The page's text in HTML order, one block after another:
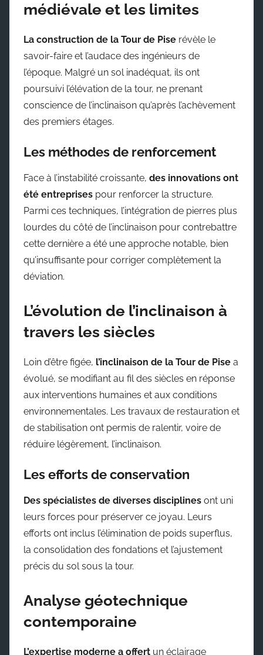
médiévale et les limites
La construction de la Tour de Pise révèle le
savoir-faire et l’audace des ingénieurs de
l’époque. Malgré un sol inadéquat, ils ont
poursuivi l’élévation de la tour, ne prenant
conscience de l’inclinaison qu’après l’achèvement
des premiers étages.
Les méthodes de renforcement
Face à l’instabilité croissante, des innovations ont
été entreprises pour renforcer la structure.
Parmi ces techniques, l’intégration de pierres plus
lourdes du côté de l’inclinaison pour contrebattre
cette dernière a été une approche notable, bien
qu’insuffisante pour corriger complètement la
déviation.
L’évolution de l’inclinaison à
travers les siècles
Loin d’être figée, l’inclinaison de la Tour de Pise a
évolué, se modifiant au fil des siècles en réponse
aux interventions humaines et aux conditions
environnementales. Les travaux de restauration et
de stabilisation ont permis de ralentir, voire de
réduire légèrement, l’inclinaison.
Les efforts de conservation
Des spécialistes de diverses disciplines ont uni
leurs forces pour préserver ce joyau. Leurs
efforts ont inclus l’élimination de poids superflus,
la consolidation des fondations et l’ajustement
précis du sol sous la tour.
Analyse géotechnique
contemporaine
L’expertise moderne a offert un éclairage